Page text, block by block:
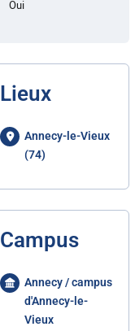
Oui
Lieux
Annecy-le-Vieux
(74)
Campus
Annecy / campus
d'Annecy-le-
Vieux